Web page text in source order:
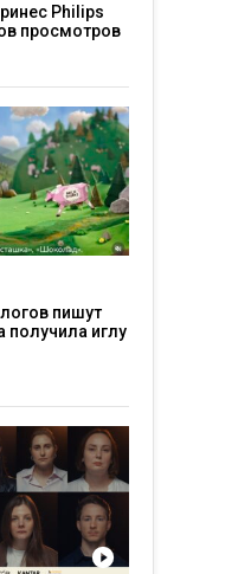
Philips
просмотров
пишут
получила иглу